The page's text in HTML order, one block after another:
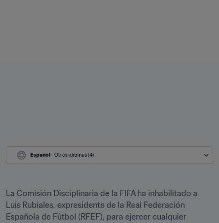
Español - Otros idiomas (4)
La Comisión Disciplinaria de la FIFA ha inhabilitado a
Luis Rubiales, expresidente de la Real Federación
Española de Fútbol (RFEF), para ejercer cualquier